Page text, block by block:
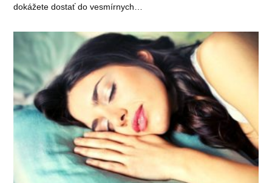
dokážete dostať do vesmírnych…